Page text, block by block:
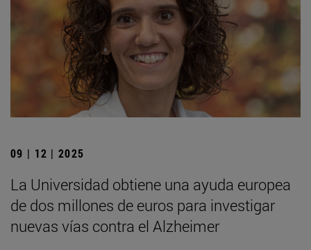
09 | 12 | 2025
La Universidad obtiene una ayuda europea
de dos millones de euros para investigar
nuevas vías contra el Alzheimer